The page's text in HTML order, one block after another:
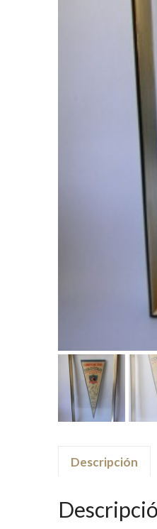
Descripción